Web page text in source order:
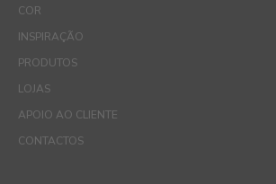
COR
INSPIRAÇÃO
PRODUTOS
LOJAS
APOIO AO CLIENTE
CONTACTOS